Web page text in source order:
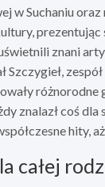
w Suchaniu
znani
różnorodne
znalazł coś dla
hity,
całej